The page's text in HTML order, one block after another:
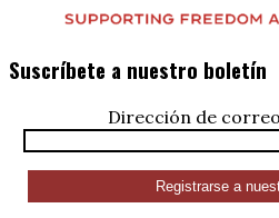
Suscríbete a nuestro boletín
Dirección de